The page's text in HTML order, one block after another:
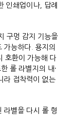
인쇄업이나, 답례
구멍 감지 기능을
가능하다. 용지의
호환이 가능해 다
롤 라벨지의 내·
라 접착력이 없는
라벨을 다시 롤 형